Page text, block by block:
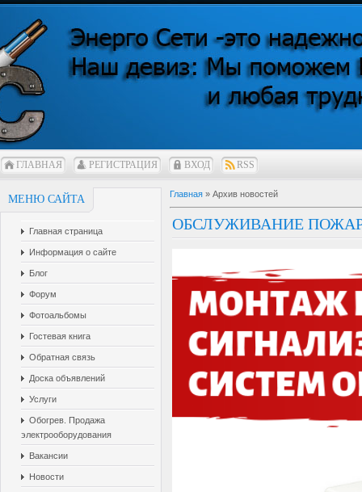
ГЛАВНАЯ РЕГИСТРАЦИЯ ВХОД RSS
МЕНЮ САЙТА
Главная страница
Информация о сайте
Блог
Форум
Фотоальбомы
Гостевая книга
Обратная связь
Доска объявлений
Услуги
Обогрев. Продажа
электрооборудования
Вакансии
Новости
Главная » Архив новостей
ОБСЛУЖИВАНИЕ